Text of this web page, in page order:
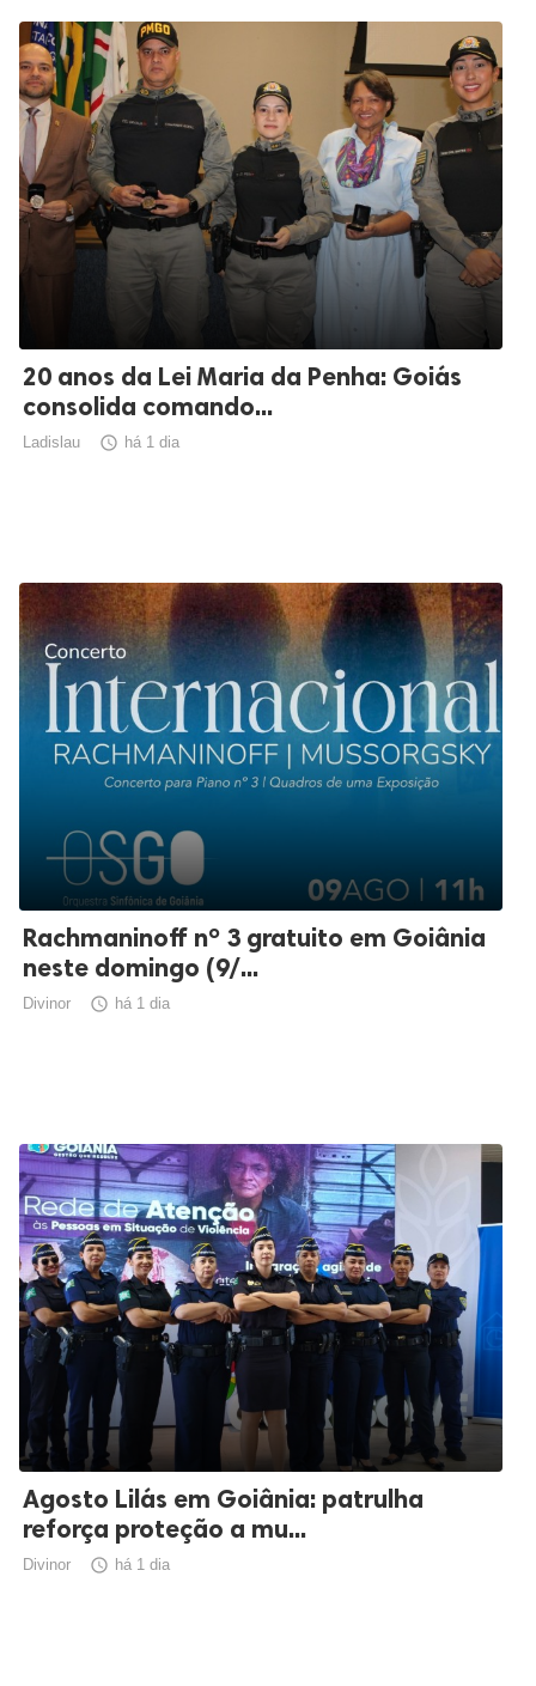
20 anos da Lei Maria da Penha: Goiás
consolida comando...
Ladislau  há 1 dia
Rachmaninoff nº 3 gratuito em Goiânia
neste domingo (9/...
Divinor  há 1 dia
Agosto Lilás em Goiânia: patrulha
reforça proteção a mu...
Divinor  há 1 dia